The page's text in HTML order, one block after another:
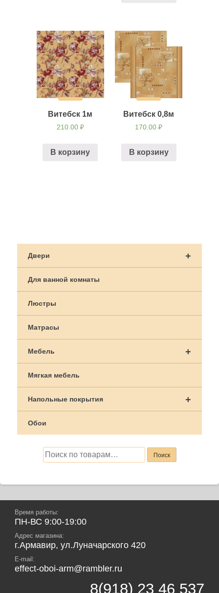
Витебск 1м
210.00 ₽
В корзину
Витебск 0,8м
170.00₽
В корзину
по
записям
+
Двери
Для ванной комнаты
Люстры
Матрасы
+
Мебель
Мягкая мебель
+
Напольные покрытия
Обои
Искать: Поиск
Время работы:
ПН-ВС 9:00-19:00
Адрес магазина:
г.Армавир, ул.Луначарского 420
E-mail:
effect-oboi-arm@rambler.ru
8(918) 23 46 537